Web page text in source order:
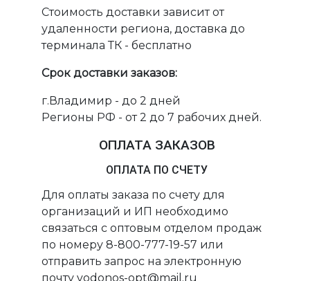
Стоимость доставки зависит от
удаленности региона, доставка до
терминала ТК - бесплатно
Срок доставки заказов:
г.Владимир - до 2 дней
Регионы РФ - от 2 до 7 рабочих дней.
ОПЛАТА ЗАКАЗОВ
ОПЛАТА ПО СЧЕТУ
Для оплаты заказа по счету для
организаций и ИП необходимо
связаться с оптовым отделом продаж
по номеру 8-800-777-19-57 или
отправить запрос на электронную
почту vodonos-opt@mail.ru